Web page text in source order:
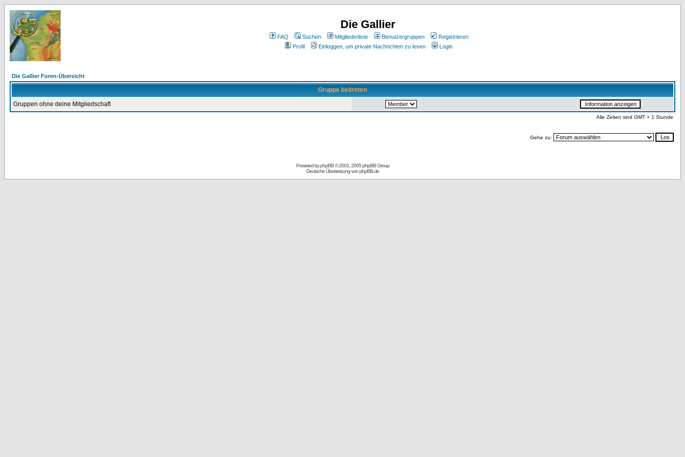
Die Gallier
FAQ Suchen Mitgliederliste Benutzergruppen
Registrieren
Profil
Einloggen, um private Nachrichten zu lesen Login
Die Gallier Foren-Übersicht
Gruppe beitreten
Gruppen ohne deine Mitgliedschaft
Alle Zeiten sind GMT + 1 Stunde
Gehe zu:
Powered byphpBB© 2001, 2005 phpBB Group
Deutsche Übersetzung vonphpBB.de